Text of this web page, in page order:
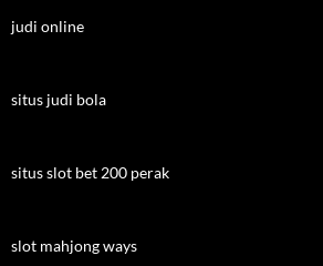
judi online
situs judi bola
situs slot bet 200 perak
slot mahjong ways